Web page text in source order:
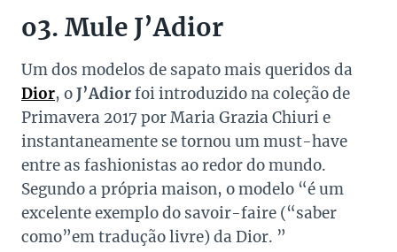
o3. Mule J’Adior
Um dos modelos de sapato mais queridos da
Dior, oJ’Adiorfoi introduzido na coleção de
Primavera 2017 por Maria Grazia Chiuri e
instantaneamente se tornou um must-have
entre as fashionistas ao redor do mundo.
Segundo a própria maison, o modelo “é um
excelente exemplo do savoir-faire (“saber
como”em tradução livre) da Dior. ”